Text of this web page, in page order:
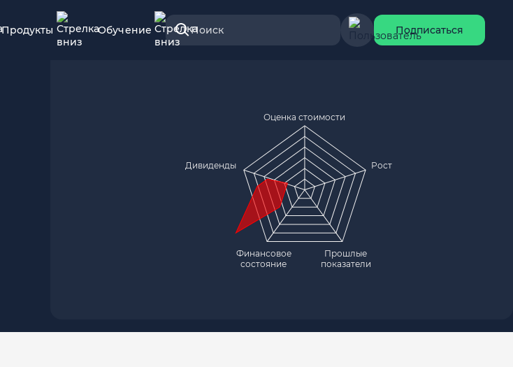
Продукты Обучение Поиск Подписаться
Оценка стоимости
Рост
Прошлые
показатели
Финансовое
состояние
Дивиденды